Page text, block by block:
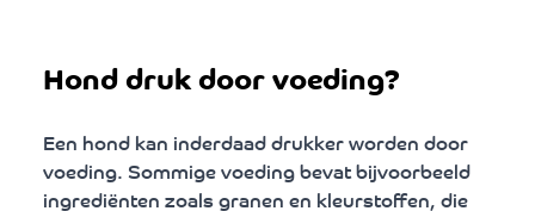
Hond druk door voeding?
Een hond kan inderdaad drukker worden door
voeding. Sommige voeding bevat bijvoorbeeld
ingrediënten zoals granen en kleurstoffen, die